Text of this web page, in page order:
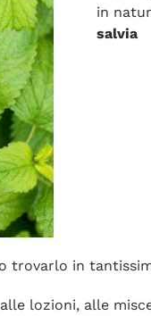
in
salvia
trovarlo in
lozioni, alle